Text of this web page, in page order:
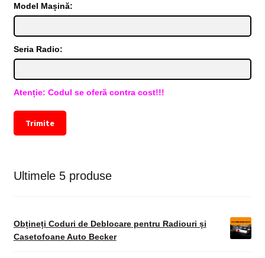
Model Mașină:
Seria Radio:
Atenție: Codul se oferă contra cost!!!
Trimite
Ultimele 5 produse
Obțineți Coduri de Deblocare pentru Radiouri și
Casetofoane Auto Becker